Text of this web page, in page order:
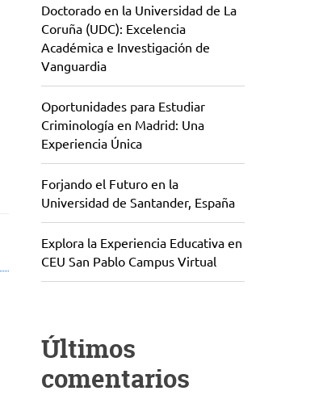
Doctorado en la Universidad de La
Coruña (UDC): Excelencia
Académica e Investigación de
Vanguardia
Oportunidades para Estudiar
Criminología en Madrid: Una
Experiencia Única
Forjando el Futuro en la
Universidad de Santander, España
Explora la Experiencia Educativa en
CEU San Pablo Campus Virtual
Últimos
comentarios